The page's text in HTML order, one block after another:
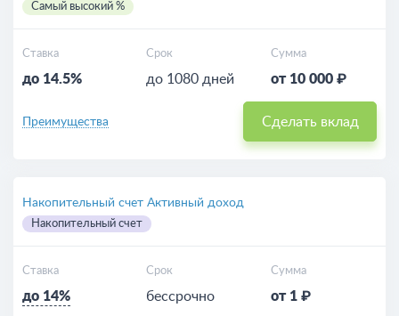
Калькулятор вкладов
Самый высокий %
Ставка
до 14.5%
Срок
до 1080 дней
Сумма
от 10 000 ₽
Преимущества Сделать вклад
Накопительный счет Активный доход
Накопительный счет
Ставка
до 14%
Срок
бессрочно
Сумма
от 1 ₽